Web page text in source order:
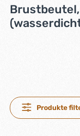
Produkte